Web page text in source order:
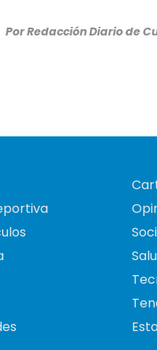
PorRedacción Diario de